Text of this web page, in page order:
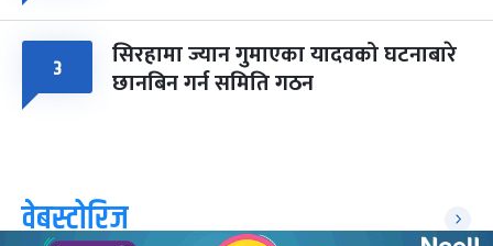
३ सिरहामा ज्यान गुमाएका यादवको घटनाबारे
छानबिन गर्न समिति गठन
वेबस्टोरिज